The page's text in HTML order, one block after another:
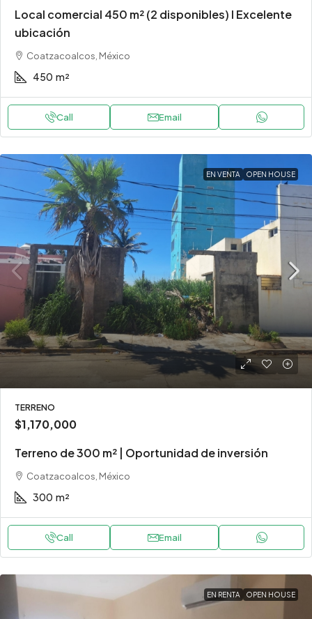
Local comercial 450 m² (2 disponibles) l Excelente
ubicación
Coatzacoalcos, México
450 m²
Call Email
EN VENTA OPEN HOUSE
TERRENO
$1,170,000
Terreno de 300 m² | Oportunidad de inversión
Coatzacoalcos, México
300 m²
Call Email
EN RENTA OPEN HOUSE